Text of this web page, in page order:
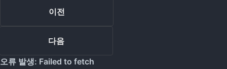
이전
다음